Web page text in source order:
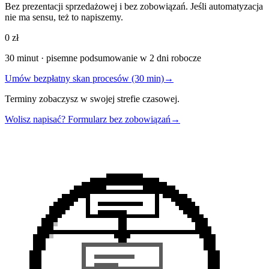
Bez prezentacji sprzedażowej i bez zobowiązań. Jeśli automatyzacja
nie ma sensu, też to napiszemy.
0 zł
30 minut · pisemne podsumowanie w 2 dni robocze
Umów bezpłatny skan procesów (30 min)→
Terminy zobaczysz w swojej strefie czasowej.
Wolisz napisać? Formularz bez zobowiązań →